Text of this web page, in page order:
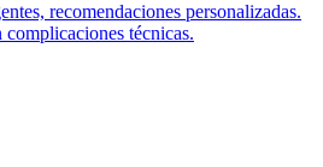
recomendaciones personalizadas.
técnicas.